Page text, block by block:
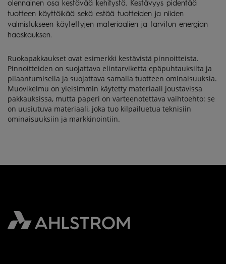
olennainen osa kestävää kehitystä. Kestävyys pidentää
tuotteen käyttöikää sekä estää tuotteiden ja niiden
valmistukseen käytettyjen materiaalien ja tarvitun energian
haaskauksen.
Ruokapakkaukset ovat esimerkki kestävistä pinnoitteista.
Pinnoitteiden on suojattava elintarviketta epäpuhtauksilta ja
pilaantumisella ja suojattava samalla tuotteen ominaisuuksia.
Muovikelmu on yleisimmin käytetty materiaali joustavissa
pakkauksissa, mutta paperi on varteenotettava vaihtoehto: se
on uusiutuva materiaali, joka tuo kilpailuetua teknisiin
ominaisuuksiin ja markkinointiin.